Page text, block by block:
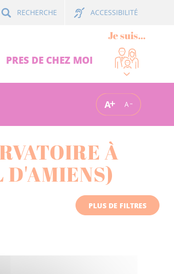
RECHERCHE ACCESSIBILITÉ
PRES DE CHEZ MOI
Je suis...
A A
À
D'AMIENS)
PLUS DE FILTRES